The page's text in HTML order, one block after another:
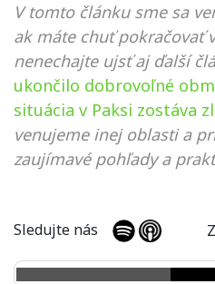
V tomto článku sme sa
ak máte chuť pokračovať
nenechajte ujsť aj ďalší
ukončilo dobrovoľné
situácia v Paksi zostáva
venujeme inej oblasti a
zaujímavé pohľady a
Sledujte nás